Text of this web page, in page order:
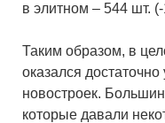
в элитном – 544 шт.
Таким образом, в
оказался
новостроек.
которые давали